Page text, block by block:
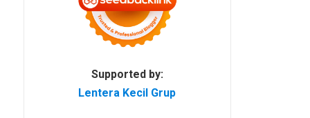
Supported by:
Lentera Kecil Grup